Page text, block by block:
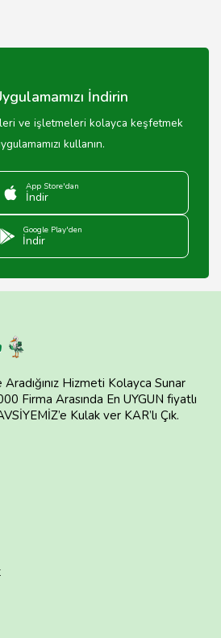
İndirin
ve işletmeleri kolayca keşfetmek
kullanın.
App Store'dan
İndir
Google Play'den
İndir
Aradığınız Hizmeti Kolayca Sunar
Firma Arasında En UYGUN fiyatlı
Kulak ver KAR’lı Çık.